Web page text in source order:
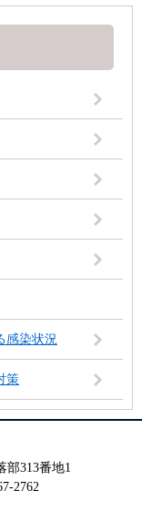
感染状況
策
部313番地1
2762